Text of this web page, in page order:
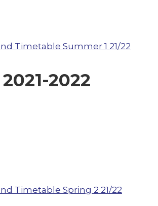
Timetable Summer 1 21/22
2022
Timetable Spring 2 21/22